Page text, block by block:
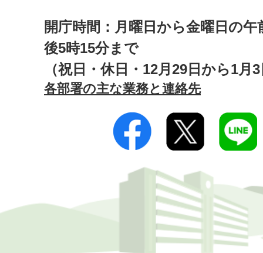
開庁時間：月曜日から金曜日の午
後5時15分まで
（祝日・休日・12月29日から1月
各部署の主な業務と連絡先